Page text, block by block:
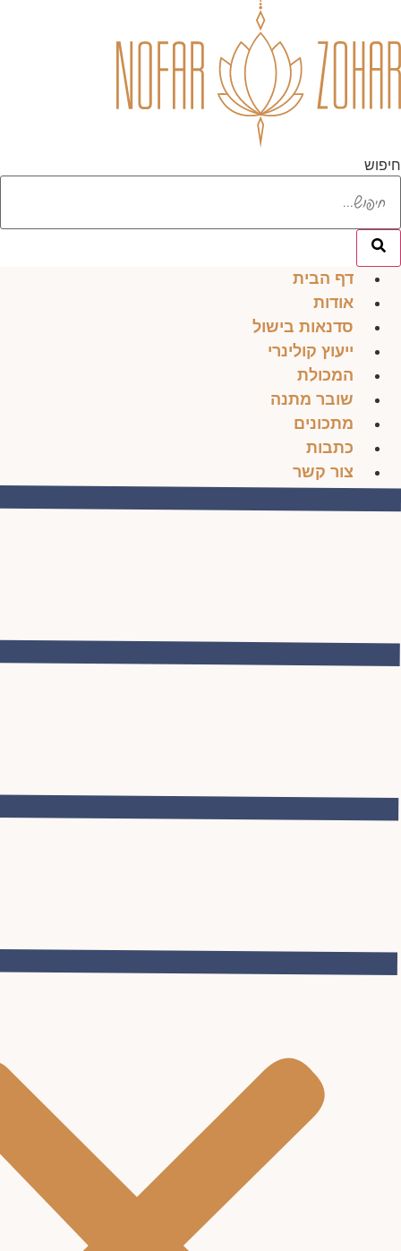
חיפוש
דף הבית
אודות
סדנאות בישול
ייעוץ קולינרי
המכולת
שובר מתנה
מתכונים
כתבות
צור קשר